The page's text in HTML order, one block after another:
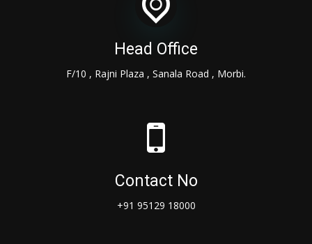
Head Office
F/10 , Rajni Plaza , Sanala Road , Morbi.
Contact No
+91 95129 18000